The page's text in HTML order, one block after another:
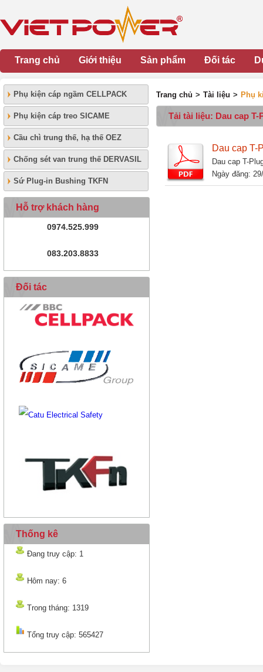
Trang chủ Giới thiệu Sản phẩm Đối tác
Phụ kiện cáp ngầm CELLPACK
Phụ kiện cáp treo SICAME
Cầu chì trung thế, hạ thế OEZ
Chống sét van trung thế DERVASIL
Sứ Plug-in Bushing TKFN
Hỗ trợ khách hàng
0974.525.999
083.203.8833
Đối tác
Thống kê
Đang truy cập: 1
Hôm nay: 6
Trong tháng: 1319
Tổng truy cập: 565427
Trang chủ > Tài liệu > Phụ
Tải tài liệu: Dau cap T-
Dau cap T-
Dau cap T-
Ngày đăng: